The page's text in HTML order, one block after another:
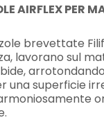
AIRFLEX PER
brevettate
lavorano sul
una superficie